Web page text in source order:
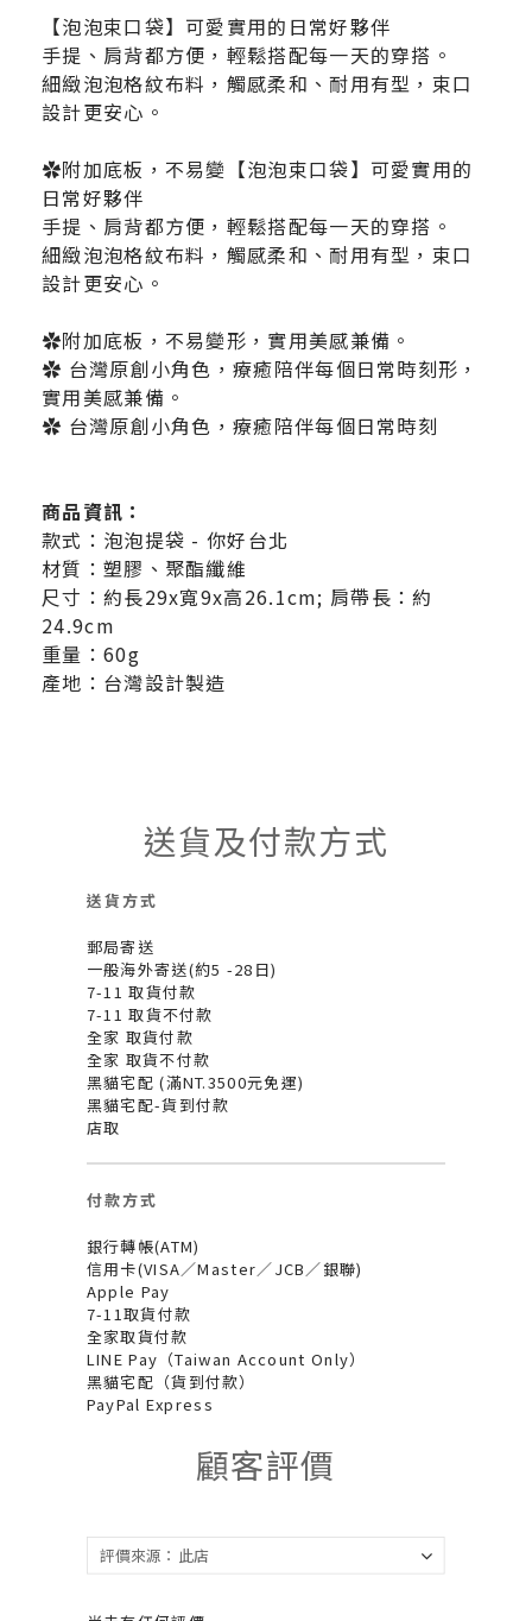
【泡泡束口袋】可愛實用的日常好夥伴
手提、肩背都方便，輕鬆搭配每一天的穿搭。
細緻泡泡格紋布料，觸感柔和、耐用有型，束口
設計更安心。
✿附加底板，不易變【泡泡束口袋】可愛實用的
日常好夥伴
手提、肩背都方便，輕鬆搭配每一天的穿搭。
細緻泡泡格紋布料，觸感柔和、耐用有型，束口
設計更安心。
✿附加底板，不易變形，實用美感兼備。
✿ 台灣原創小角色，療癒陪伴每個日常時刻形，
實用美感兼備。
✿ 台灣原創小角色，療癒陪伴每個日常時刻
商品資訊：
款式：泡泡提袋 - 你好台北
材質：塑膠、聚酯纖維
尺寸：約長29x寬9x高26.1cm; 肩帶長：約
24.9cm
重量：60g
產地：台灣設計製造
送貨及付款方式
送貨方式
郵局寄送
一般海外寄送(約5 -28日)
7-11 取貨付款
7-11 取貨不付款
全家 取貨付款
全家 取貨不付款
黑貓宅配 (滿NT.3500元免運)
黑貓宅配-貨到付款
店取
付款方式
銀行轉帳(ATM)
信用卡(VISA／Master／JCB／銀聯)
Apple Pay
7-11取貨付款
全家取貨付款
LINE Pay（Taiwan Account Only）
黑貓宅配（貨到付款）
PayPal Express
顧客評價